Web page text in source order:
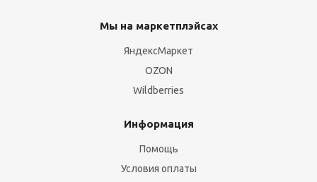
Мы на маркетплэйсах
ЯндексМаркет
OZON
Wildberries
Информация
Помощь
Условия оплаты